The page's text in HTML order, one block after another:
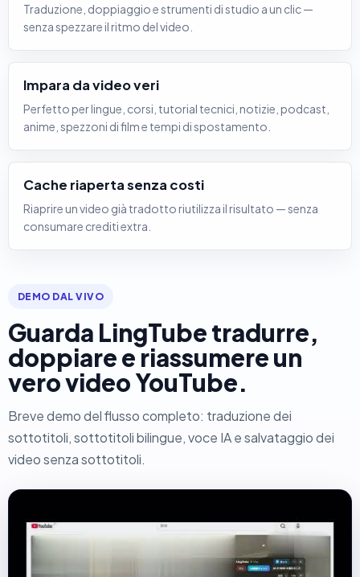
Traduzione, doppiaggio e strumenti di studio a un clic —
senza spezzare il ritmo del video.
Impara da video veri
Perfetto per lingue, corsi, tutorial tecnici, notizie, podcast,
anime, spezzoni di film e tempi di spostamento.
Cache riaperta senza costi
Riaprire un video già tradotto riutilizza il risultato — senza
consumare crediti extra.
DEMO DAL VIVO
Guarda LingTube tradurre,
doppiare e riassumere un
vero video YouTube.
Breve demo del flusso completo: traduzione dei
sottotitoli, sottotitoli bilingue, voce IA e salvataggio dei
video senza sottotitoli.